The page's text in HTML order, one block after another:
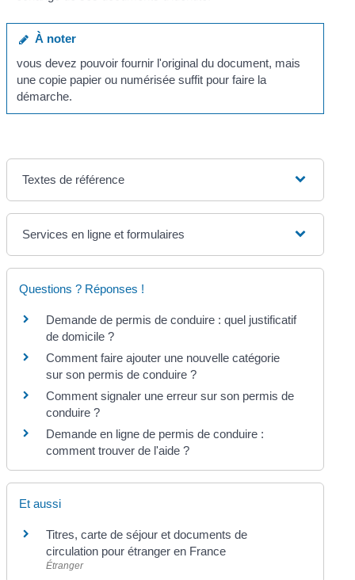
À noter
vous devez pouvoir fournir l'original du document, mais
une copie papier ou numérisée suffit pour faire la
démarche.
Textes de référence
Services en ligne et formulaires
Questions ? Réponses !
Demande de permis de conduire : quel justificatif
de domicile ?
Comment faire ajouter une nouvelle catégorie
sur son permis de conduire ?
Comment signaler une erreur sur son permis de
conduire ?
Demande en ligne de permis de conduire :
comment trouver de l'aide ?
Et aussi
Titres, carte de séjour et documents de
circulation pour étranger en France
Étranger